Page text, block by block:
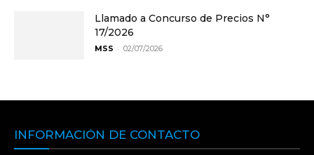
Llamado a Concurso de Precios N°
17/2026
MSS - 02/07/2026
INFORMACIÓN DE CONTACTO